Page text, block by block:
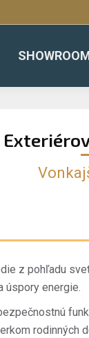
z pohľadu
úspory energie.
rodinných